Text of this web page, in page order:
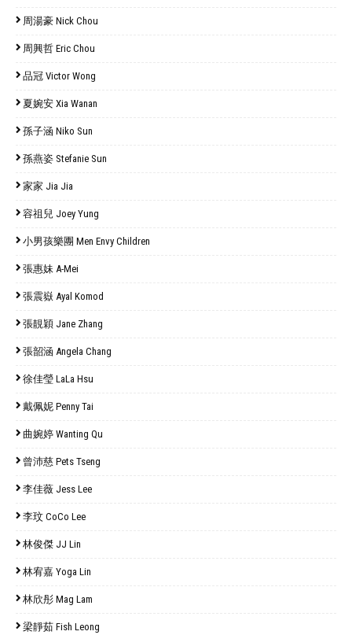
周湯豪 Nick Chou
周興哲 Eric Chou
品冠 Victor Wong
夏婉安 Xia Wanan
孫子涵 Niko Sun
孫燕姿 Stefanie Sun
家家 Jia Jia
容祖兒 Joey Yung
小男孩樂團 Men Envy Children
張惠妹 A-Mei
張震嶽 Ayal Komod
張靚穎 Jane Zhang
張韶涵 Angela Chang
徐佳瑩 LaLa Hsu
戴佩妮 Penny Tai
曲婉婷 Wanting Qu
曾沛慈 Pets Tseng
李佳薇 Jess Lee
李玟 CoCo Lee
林俊傑 JJ Lin
林宥嘉 Yoga Lin
林欣彤 Mag Lam
梁靜茹 Fish Leong